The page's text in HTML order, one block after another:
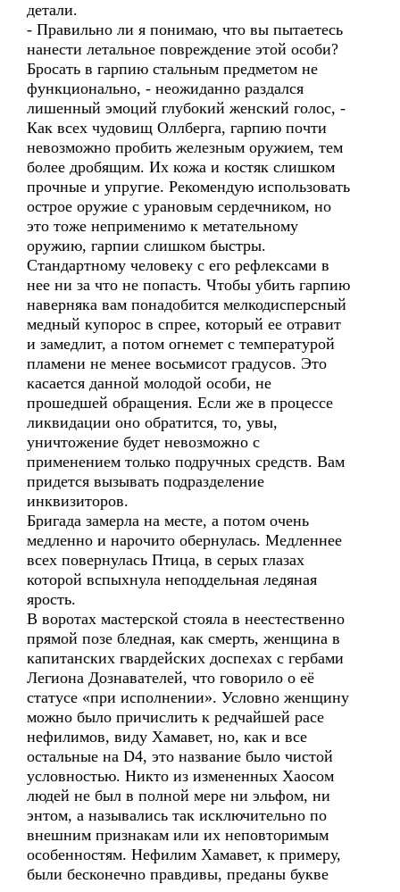
детали.
- Правильно ли я понимаю, что вы пытаетесь
нанести летальное повреждение этой особи?
Бросать в гарпию стальным предметом не
функционально, - неожиданно раздался
лишенный эмоций глубокий женский голос, -
Как всех чудовищ Оллберга, гарпию почти
невозможно пробить железным оружием, тем
более дробящим. Их кожа и костяк слишком
прочные и упругие. Рекомендую использовать
острое оружие с урановым сердечником, но
это тоже неприменимо к метательному
оружию, гарпии слишком быстры.
Стандартному человеку с его рефлексами в
нее ни за что не попасть. Чтобы убить гарпию
наверняка вам понадобится мелкодисперсный
медный купорос в спрее, который ее отравит
и замедлит, а потом огнемет с температурой
пламени не менее восьмисот градусов. Это
касается данной молодой особи, не
прошедшей обращения. Если же в процессе
ликвидации оно обратится, то, увы,
уничтожение будет невозможно с
применением только подручных средств. Вам
придется вызывать подразделение
инквизиторов.
Бригада замерла на месте, а потом очень
медленно и нарочито обернулась. Медленнее
всех повернулась Птица, в серых глазах
которой вспыхнула неподдельная ледяная
ярость.
В воротах мастерской стояла в неестественно
прямой позе бледная, как смерть, женщина в
капитанских гвардейских доспехах с гербами
Легиона Дознавателей, что говорило о её
статусе «при исполнении». Условно женщину
можно было причислить к редчайшей расе
нефилимов, виду Хамавет, но, как и все
остальные на D4, это название было чистой
условностью. Никто из измененных Хаосом
людей не был в полной мере ни эльфом, ни
энтом, а назывались так исключительно по
внешним признакам или их неповторимым
особенностям. Нефилим Хамавет, к примеру,
были бесконечно правдивы, преданы букве